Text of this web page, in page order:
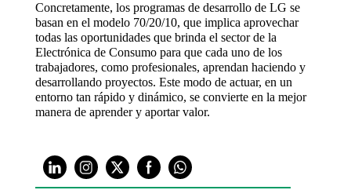
Concretamente, los programas de desarrollo de LG se
basan en el modelo 70/20/10, que implica aprovechar
todas las oportunidades que brinda el sector de la
Electrónica de Consumo para que cada uno de los
trabajadores, como profesionales, aprendan haciendo y
desarrollando proyectos. Este modo de actuar, en un
entorno tan rápido y dinámico, se convierte en la mejor
manera de aprender y aportar valor.